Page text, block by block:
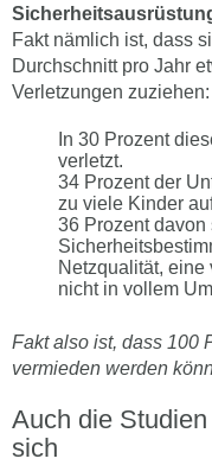
Fakt nämlich ist, dass
Durchschnitt pro Jahr
Verletzungen zuziehen:
In 30 Prozent
verletzt.
34 Prozent der
zu viele Kinder
36 Prozent
Netzqualität,
nicht in vollem
Fakt also ist, dass 100
vermieden werden
Auch die
sich